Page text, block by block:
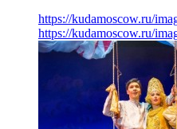
https://kudamoscow.ru/
https://kudamoscow.ru/